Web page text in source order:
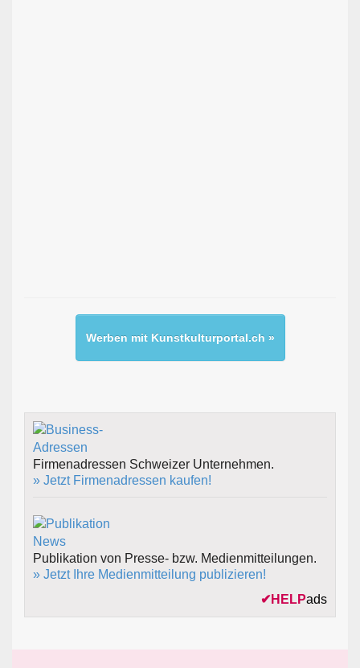
Werben mit Kunstkulturportal.ch »
Firmenadressen Schweizer Unternehmen.
» Jetzt Firmenadressen kaufen!
Publikation von Presse- bzw. Medienmitteilungen.
» Jetzt Ihre Medienmitteilung publizieren!
✔ HELPads